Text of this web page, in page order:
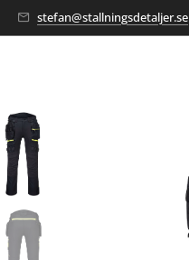
stefan@stallningsdetaljer.se